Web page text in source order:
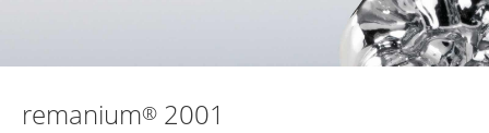
remanium® 2001